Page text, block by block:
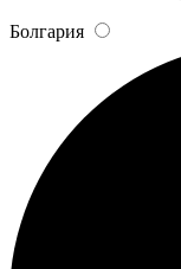
Болгария